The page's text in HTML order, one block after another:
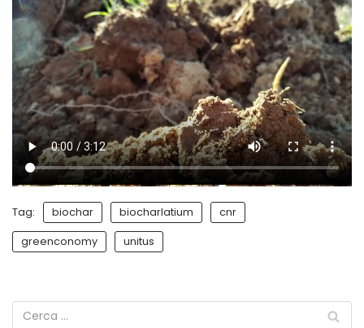
Tag: biochar biocharlatium cnr
greenconomy unitus